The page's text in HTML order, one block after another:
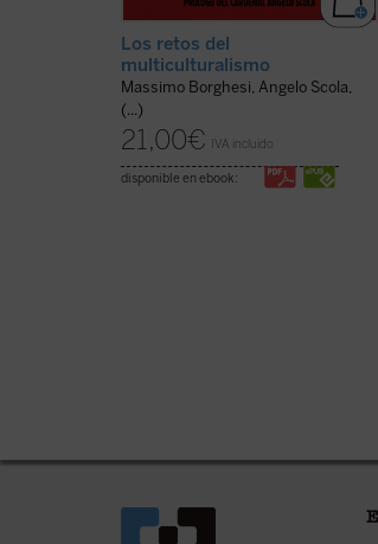
Los retos del
multiculturalismo
Massimo Borghesi, Angelo Scola,
(...)
21,00€ IVA incluido
disponible en ebook: